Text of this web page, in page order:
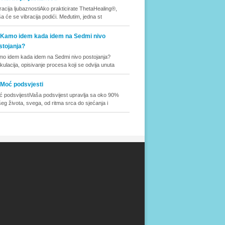
ljubaznostiAko prakticirate ThetaHealing®,
će se vibracija podići. Međutim, jedna st
Kamo idem kada idem na Sedmi nivo
idem kada idem na Sedmi nivo postojanja?
opisivanje procesa koji se odvija unuta
Moć podsvjesti
podsvijestiVaša podsvijest upravlja sa oko 90%
života, svega, od ritma srca do sjećanja i